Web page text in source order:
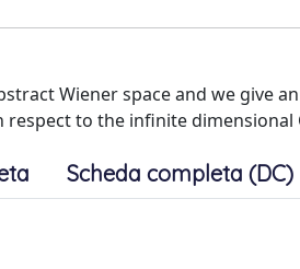
Wiener space and we give
to the infinite dimensional
Scheda completa (DC)